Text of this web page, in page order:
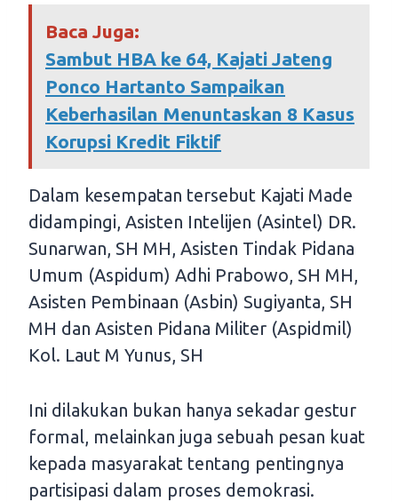
Baca Juga:
Sambut HBA ke 64, Kajati Jateng
Ponco Hartanto Sampaikan
Keberhasilan Menuntaskan 8 Kasus
Korupsi Kredit Fiktif
Dalam kesempatan tersebut Kajati Made
didampingi, Asisten Intelijen (Asintel) DR.
Sunarwan, SH MH, Asisten Tindak Pidana
Umum (Aspidum) Adhi Prabowo, SH MH,
Asisten Pembinaan (Asbin) Sugiyanta, SH
MH dan Asisten Pidana Militer (Aspidmil)
Kol. Laut M Yunus, SH
Ini dilakukan bukan hanya sekadar gestur
formal, melainkan juga sebuah pesan kuat
kepada masyarakat tentang pentingnya
partisipasi dalam proses demokrasi.